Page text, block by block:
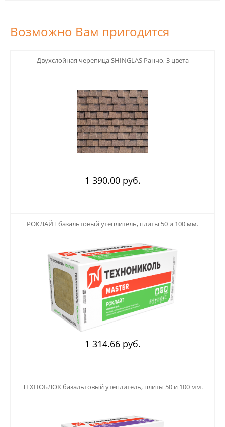
Возможно Вам пригодится
Двухслойная черепица SHINGLAS Ранчо, 3 цвета
1 390.00 руб.
РОКЛАЙТ базальтовый утеплитель, плиты 50 и 100 мм.
1 314.66 руб.
ТЕХНОБЛОК базальтовый утеплитель, плиты 50 и 100 мм.